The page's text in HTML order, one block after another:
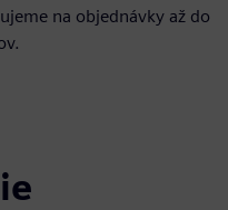
na objednávky až do